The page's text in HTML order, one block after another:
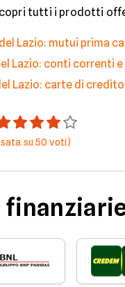
tutti i prodotti
Lazio: mutui prima
Lazio: conti correnti
Lazio: carte di
su50 voti)